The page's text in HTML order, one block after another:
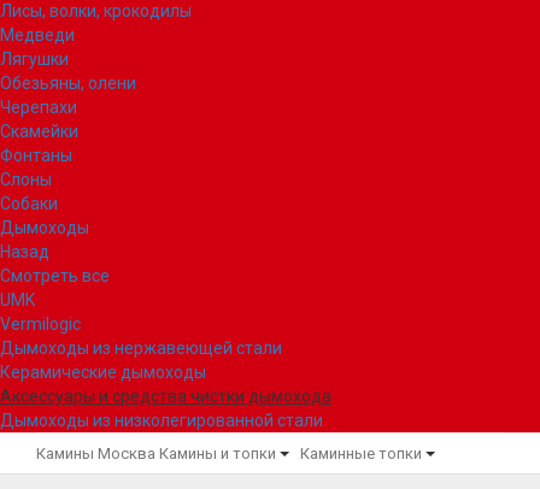
Лисы, волки, крокодилы
Медведи
Лягушки
Обезьяны, олени
Черепахи
Скамейки
Фонтаны
Слоны
Собаки
Дымоходы
Назад
Смотреть все
UMK
Vermilogic
Дымоходы из нержавеющей стали
Керамические дымоходы
Аксессуары и средства чистки дымохода
Дымоходы из низколегированной стали
Камины Москва Камины и топки Каминные топки